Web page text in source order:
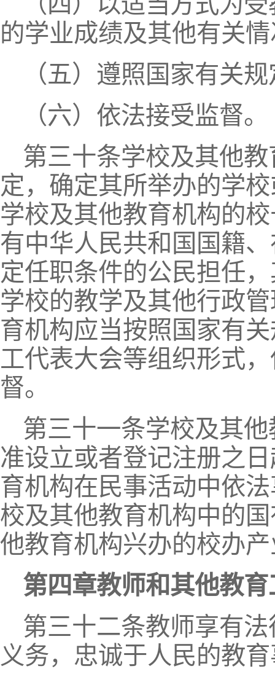
的学业成绩及其他有关
（五）遵照国家有关
（六）依法接受监督。
第三十条学校及其他
定，确定其所举办的学
学校及其他教育机构的
有中华人民共和国国籍
定任职条件的公民担任
学校的教学及其他行政
育机构应当按照国家有
工代表大会等组织形式
督。
第三十一条学校及其
准设立或者登记注册之
育机构在民事活动中依
校及其他教育机构中的
他教育机构兴办的校办
第四章教师和其他教
第三十二条教师享有
义务，忠诚于人民的教